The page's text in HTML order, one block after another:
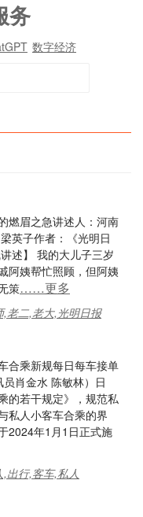
务
数字经济
燃眉之急讲述人：河南
英子作者：《光明日
述】 我的大儿子三岁
阿姨帮忙照顾，但阿姨
策……更多
,老二,老大,光明日报
合乘新规每日每车接单
肖金水 陈敏林）日
的若干规定》，规范私
私人小客车合乘的界
2024年1月1日正式施
出行,客车,私人